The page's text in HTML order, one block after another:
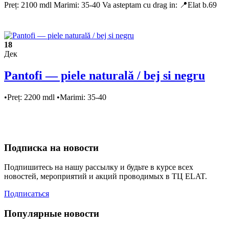
Preț: 2100 mdl Marimi: 35-40 Va asteptam cu drag in: 📍Elat b.69
18
Дек
Pantofi — piele naturală / bej si negru
•Preț: 2200 mdl •Marimi: 35-40
Подписка на новости
Подпишитесь на нашу рассылку и будьте в курсе всех
новостей, мероприятий и акций проводимых в ТЦ ELAT.
Подписаться
Популярные новости